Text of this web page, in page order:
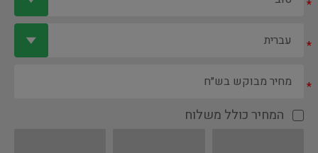
*
*
*
המחיר כולל משלוח